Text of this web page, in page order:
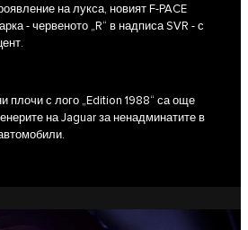
на лукса, новият F-PACE
- червеното „R“ в надписа SVR - с
плочи с лого „Edition 1988“ са още
на Jaguar за ненадминатите в